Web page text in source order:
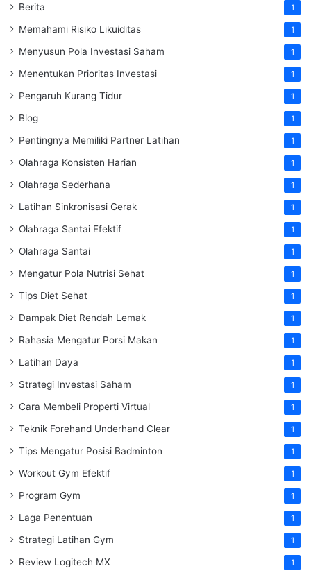
Berita 1
Memahami Risiko Likuiditas 1
Menyusun Pola Investasi Saham 1
Menentukan Prioritas Investasi 1
Pengaruh Kurang Tidur 1
Blog 1
Pentingnya Memiliki Partner Latihan 1
Olahraga Konsisten Harian 1
Olahraga Sederhana 1
Latihan Sinkronisasi Gerak 1
Olahraga Santai Efektif 1
Olahraga Santai 1
Mengatur Pola Nutrisi Sehat 1
Tips Diet Sehat 1
Dampak Diet Rendah Lemak 1
Rahasia Mengatur Porsi Makan 1
Latihan Daya 1
Strategi Investasi Saham 1
Cara Membeli Properti Virtual 1
Teknik Forehand Underhand Clear 1
Tips Mengatur Posisi Badminton 1
Workout Gym Efektif 1
Program Gym 1
Laga Penentuan 1
Strategi Latihan Gym 1
Review Logitech MX 1